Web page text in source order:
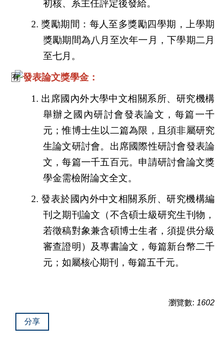
初核、系主任評定後發給。
2. 獎勵期間：每人至多獎勵四學期，上學期
獎勵期間為八月至次年一月，下學期二月
至七月。
發表論文獎學金：
1. 出席國內外大學中文相關系所、研究機構
舉辦之國內研討會發表論文，每篇一千
元；惟博士生以二篇為限，且須非屬研究
生論文研討會。出席國際性研討會發表論
文，每篇一千五百元。申請研討會論文獎
學金需檢附論文全文。
2.發表於國內外中文相關系所、研究機構編
刊之期刊論文（不含碩士級研究生刊物，
若徵稿對象兼含碩博士生者，須提供分級
審查證明）及專書論文，每篇新台幣二千
元；如屬核心期刊，每篇五千元。
瀏覽數: 1602
分享